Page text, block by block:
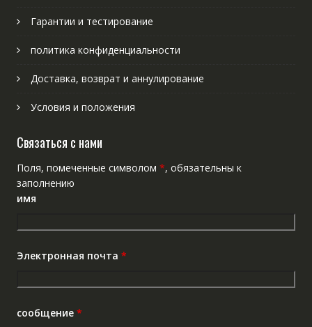
Гарантии и тестирование
политика конфиденциальности
Доставка, возврат и аннулирование
Условия и положения
Связаться с нами
Поля, помеченные символом *, обязательны к
заполнению
имя
Электронная почта *
сообщение *